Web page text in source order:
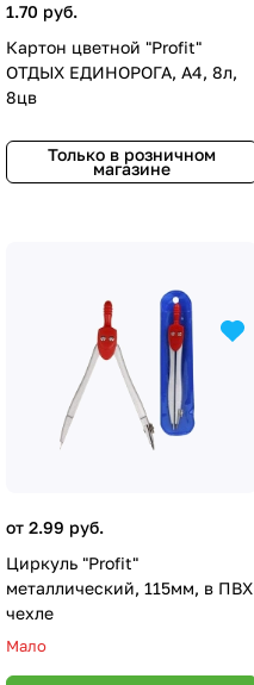
1.70 руб.
Картон цветной "Profit"
ОТДЫХ ЕДИНОРОГА, А4, 8л,
8цв
Только в розничном
магазине
от 2.99 руб.
Циркуль "Profit"
металлический, 115мм, в ПВХ
чехле
Мало